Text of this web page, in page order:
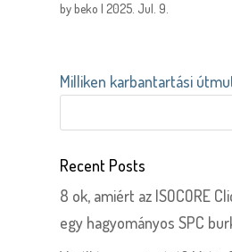
bybeko |2025. Jul. 9.
Milliken karbantartási
Recent Posts
8 ok, amiért az ISOCORE
egy hagyományos SPC